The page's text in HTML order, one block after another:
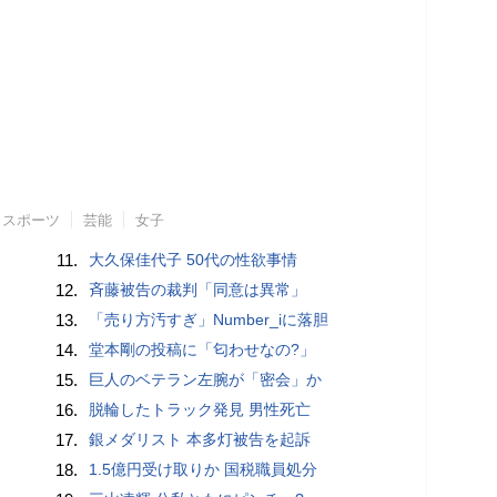
スポーツ 芸能 女子
11. 大久保佳代子 50代の性欲事情
12. 斉藤被告の裁判「同意は異常」
13. 「売り方汚すぎ」Number_iに落胆
14. 堂本剛の投稿に「匂わせなの?」
15. 巨人のベテラン左腕が「密会」か
16. 脱輪したトラック発見 男性死亡
17. 銀メダリスト 本多灯被告を起訴
18. 1.5億円受け取りか 国税職員処分